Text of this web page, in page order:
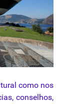
como nos
conselhos,